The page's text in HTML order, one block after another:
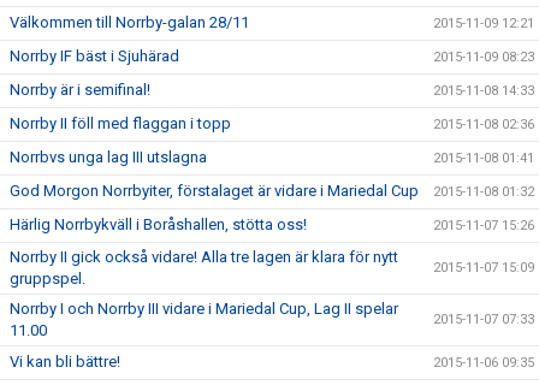
Välkommen till Norrby-galan 28/11 2015-11-09 12:21
Norrby IF bäst i Sjuhärad 2015-11-09 08:23
Norrby är i semifinal! 2015-11-08 14:33
Norrby II föll med flaggan i topp 2015-11-08 02:36
Norrbvs unga lag III utslagna 2015-11-08 01:41
God Morgon Norrbyiter, förstalaget är vidare i Mariedal Cup 2015-11-08 01:32
Härlig Norrbykväll i Boråshallen, stötta oss! 2015-11-07 15:26
Norrby II gick också vidare! Alla tre lagen är klara för nytt
gruppspel.
2015-11-07 15:09
Norrby I och Norrby III vidare i Mariedal Cup, Lag II spelar
11.00
2015-11-07 07:33
Vi kan bli bättre! 2015-11-06 09:35